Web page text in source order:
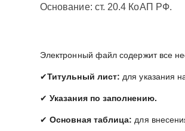
Основание: ст. 20.4 КоАП РФ.
Электронный файл содержит все
✔Титульный лист: для указания
✔Указания по заполнению.
✔ Основная таблица: для